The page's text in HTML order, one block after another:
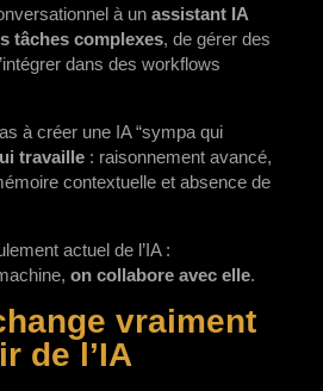
à un assistant IA
tâches complexes, de gérer des
dans des workflows
à créer une IA “sympa qui
travaille : raisonnement avancé,
contextuelle et absence de
actuel de l’IA :
on collabore avec elle.
vraiment
de l’IA